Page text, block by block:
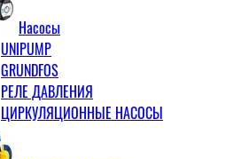
Ниппель прямой
Ниппель-переходник
Переходник ВН
Переходник НВ (футорка)
Сгон
Насосы
UNIPUMP
GRUNDFOS
РЕЛЕ ДАВЛЕНИЯ
ЦИРКУЛЯЦИОННЫЕ НАСОСЫ